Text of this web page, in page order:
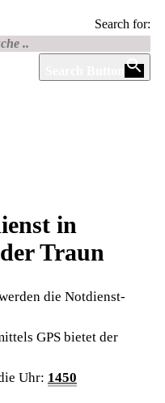
Search for:
in
Traun
die Notdienst-
GPS bietet der
Uhr: 1450